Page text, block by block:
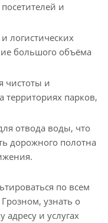
и
логистических
большого объёма
чистоты и
территориях парков,
отвода воды, что
дорожного полотна
по всем
узнать о
адресу и услугах